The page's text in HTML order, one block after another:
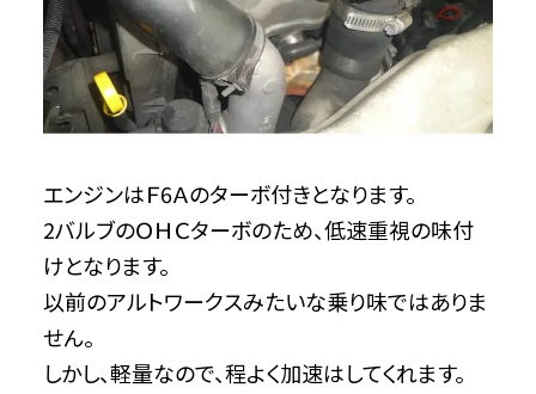
エンジンはＦ6Ａのターボ付きとなります。
2バルブのＯＨＣターボのため、低速重視の味付
けとなります。
以前のアルトワークスみたいな乗り味ではありま
せん。
しかし、軽量なので、程よく加速はしてくれます。